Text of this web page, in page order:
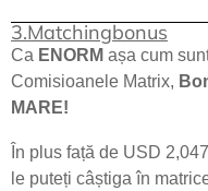
3.Matchingbonus
Ca ENORM așa cum
Comisioanele Matrix,
MARE!
În plus față de USD
le puteți câștiga în